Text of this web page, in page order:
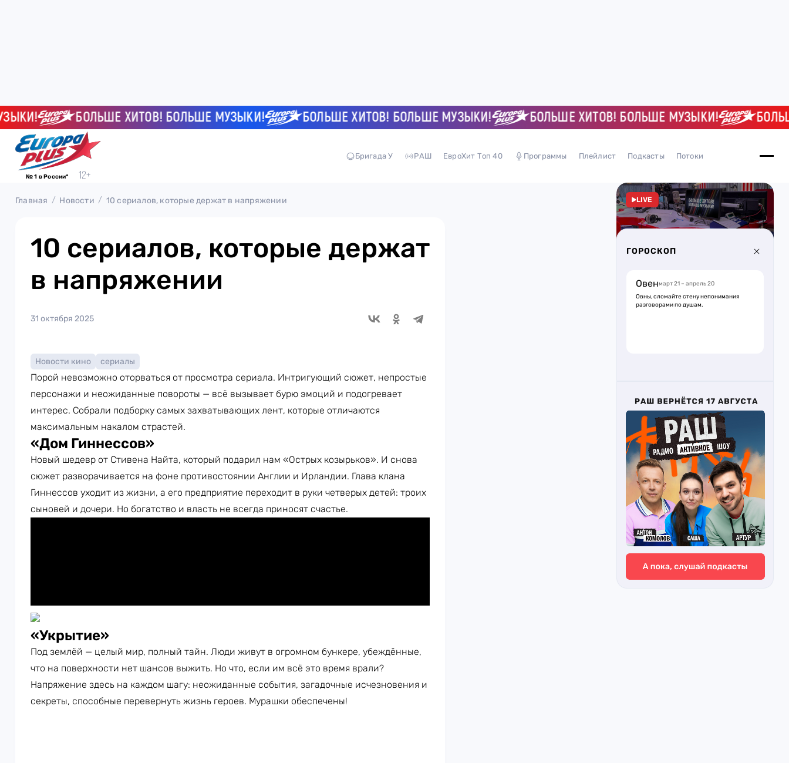
БОЛЬШЕ ХИТОВ! БОЛЬШЕ МУЗЫКИ! БОЛЬШЕ ХИТОВ! БОЛЬШЕ МУЗЫКИ! БОЛЬШЕ ХИТОВ! БОЛЬШЕ МУЗЫКИ! БОЛЬШЕ
№ 1 в России*
Бригада У РАШ ЕвроХит Топ 40 Программы Плейлист Подкасты Потоки
Главная Новости 10 сериалов, которые держат в напряжении
10 сериалов, которые держат
в напряжении
31 октября 2025
Новости кино сериалы
Порой невозможно оторваться от просмотра сериала. Интригующий сюжет, непростые
персонажи и неожиданные повороты — всё вызывает бурю эмоций и подогревает
интерес. Собрали подборку самых захватывающих лент, которые отличаются
максимальным накалом страстей.
«Дом Гиннессов»
Новый шедевр от Стивена Найта, который подарил нам «Острых козырьков». И снова
сюжет разворачивается на фоне противостоянии Англии и Ирландии. Глава клана
Гиннессов уходит из жизни, а его предприятие переходит в руки четверых детей: троих
сыновей и дочери. Но богатство и власть не всегда приносят счастье.
«Укрытие»
Под землёй — целый мир, полный тайн. Люди живут в огромном бункере, убеждённые,
что на поверхности нет шансов выжить. Но что, если им всё это время врали?
Напряжение здесь на каждом шагу: неожиданные события, загадочные исчезновения и
секреты, способные перевернуть жизнь героев. Мурашки обеспечены!
LIVE
ГОРОСКОП
Овенмарт 21 – апрель 20
Овны, сломайте стену непонимания
разговорами по душам.